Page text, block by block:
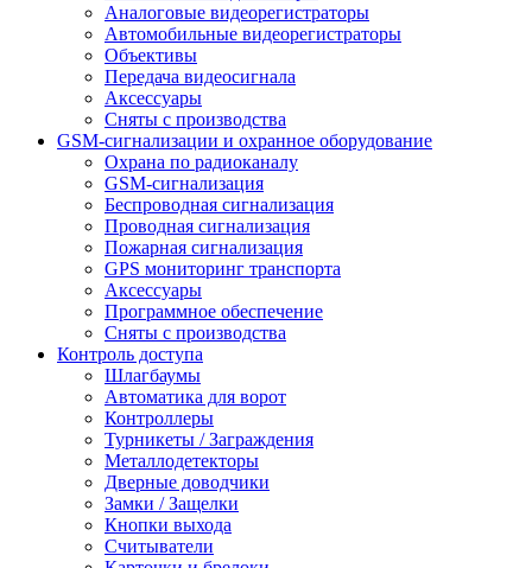
Аналоговые видеорегистраторы
Автомобильные видеорегистраторы
Объективы
Передача видеосигнала
Аксессуары
Сняты с производства
GSM-сигнализации и охранное оборудование
Охрана по радиоканалу
GSM-сигнализация
Беспроводная сигнализация
Проводная сигнализация
Пожарная сигнализация
GPS мониторинг транспорта
Аксессуары
Программное обеспечение
Сняты с производства
Контроль доступа
Шлагбаумы
Автоматика для ворот
Контроллеры
Турникеты / Заграждения
Металлодетекторы
Дверные доводчики
Замки / Защелки
Кнопки выхода
Считыватели